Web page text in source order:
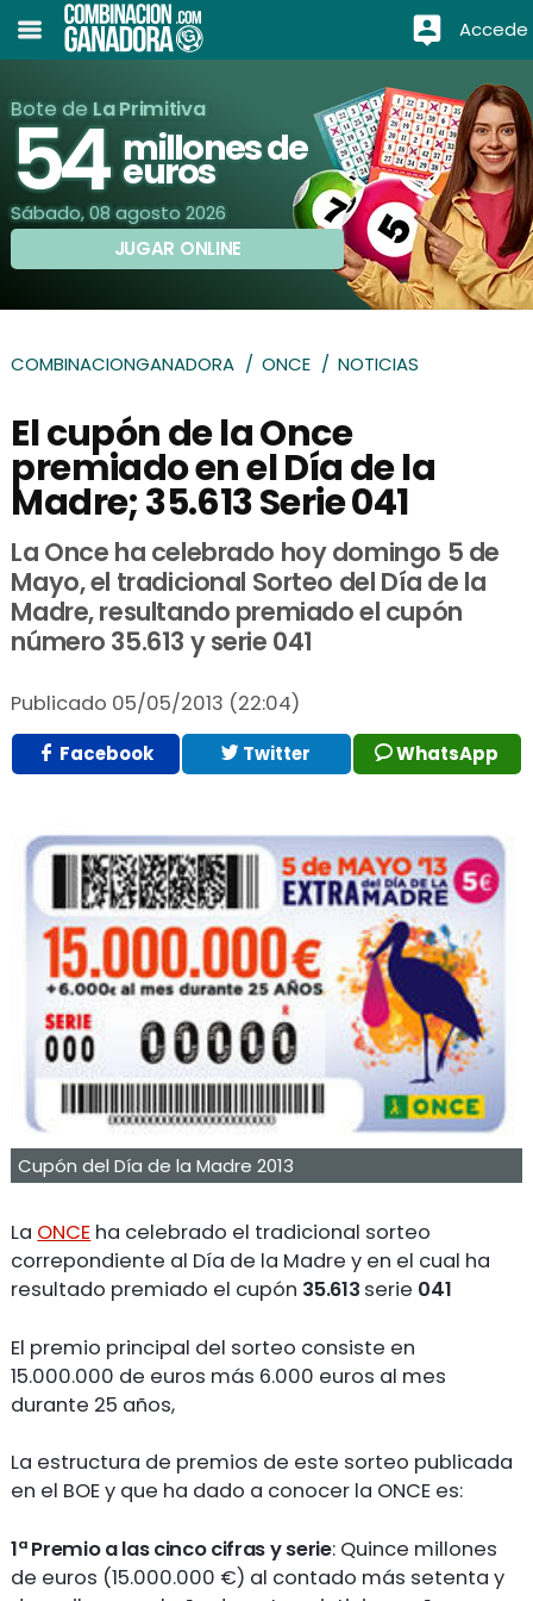
Accede
Bote de La Primitiva
54 millones de
euros
Sábado, 08 agosto 2026
JUGAR ONLINE
COMBINACIONGANADORA ONCE NOTICIAS
El cupón de la Once
premiado en el Día de la
Madre; 35.613 Serie 041
La Once ha celebrado hoy domingo 5 de
Mayo, el tradicional Sorteo del Día de la
Madre, resultando premiado el cupón
número 35.613 y serie 041
Publicado 05/05/2013 (22:04)
Facebook Twitter WhatsApp
Cupón del Día de la Madre 2013
La ONCE ha celebrado el tradicional sorteo
correpondiente al Día de la Madre y en el cual ha
resultado premiado el cupón 35.613 serie 041
El premio principal del sorteo consiste en
15.000.000 de euros más 6.000 euros al mes
durante 25 años,
La estructura de premios de este sorteo publicada
en el BOE y que ha dado a conocer la ONCE es:
1ª Premio a las cinco cifras y serie: Quince millones
de euros (15.000.000 €) al contado más setenta y